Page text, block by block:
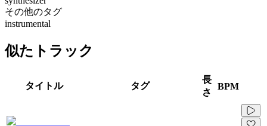
その他のタグ
instrumental
似たトラック
タイトル タグ
長
さ
BPM